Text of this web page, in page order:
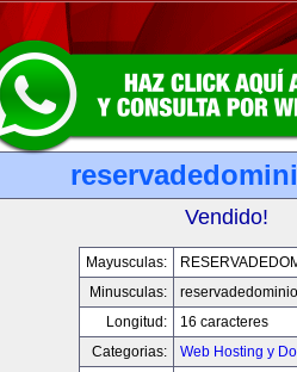
Vendido!
Mayusculas:
Minusculas:
Longitud:
16 caracteres
Categorias:
Web Hosting y